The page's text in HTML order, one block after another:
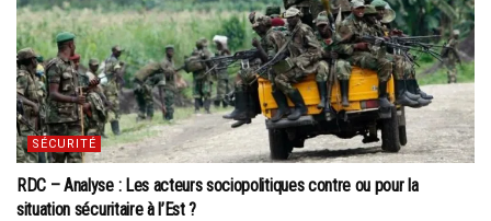
SÉCURITÉ
RDC – Analyse : Les acteurs sociopolitiques contre ou pour la
situation sécuritaire à l’Est ?